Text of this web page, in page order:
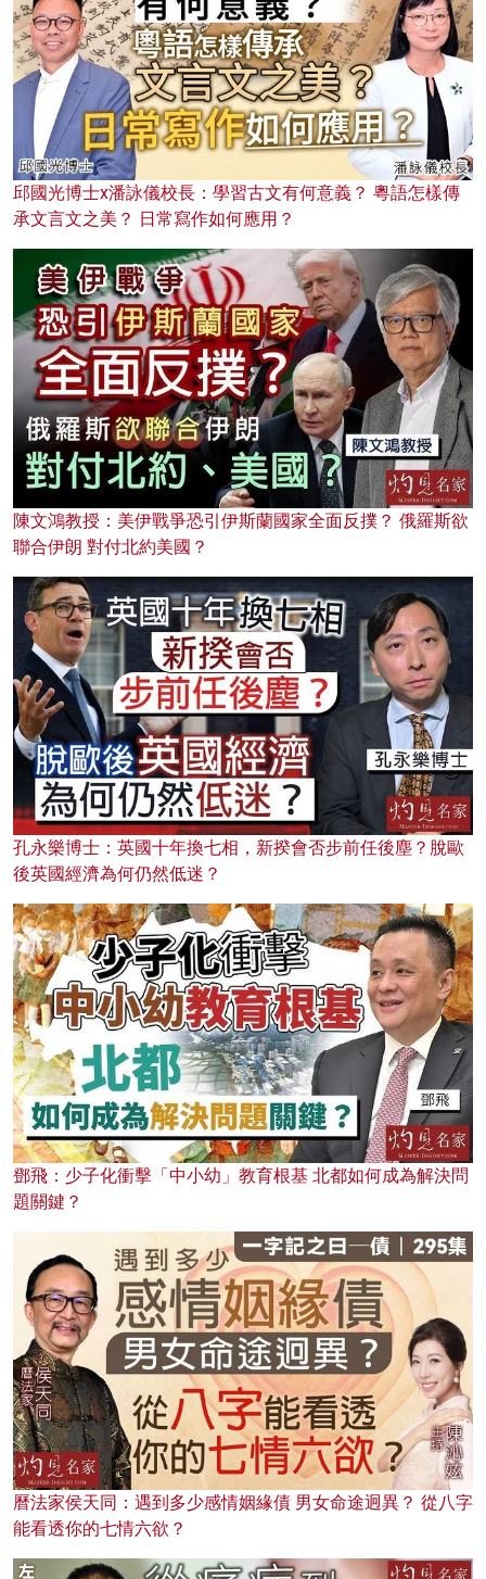
邱國光博士x潘詠儀校長：學習古文有何意義？ 粵語怎樣傳
承文言文之美？ 日常寫作如何應用？
陳文鴻教授：美伊戰爭恐引伊斯蘭國家全面反撲？ 俄羅斯欲
聯合伊朗 對付北約美國？
孔永樂博士：英國十年換七相，新揆會否步前任後塵？脫歐
後英國經濟為何仍然低迷？
鄧飛：少子化衝擊「中小幼」教育根基 北都如何成為解決問
題關鍵？
曆法家侯天同：遇到多少感情姻緣債 男女命途迥異？ 從八字
能看透你的七情六欲？